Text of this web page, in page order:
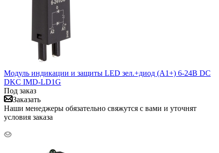
Модуль индикации и защиты LED зел.+диод (A1+) 6-24В DC
DKC IMD-LD1G
Под заказ
Заказать
Наши менеджеры обязательно свяжутся с вами и уточнят
условия заказа